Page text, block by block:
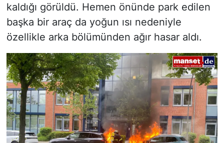
kaldığı görüldü. Hemen önünde park edilen
başka bir araç da yoğun ısı nedeniyle
özellikle arka bölümünden ağır hasar aldı.